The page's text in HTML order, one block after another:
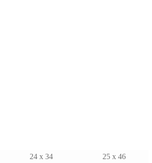
24 x 34
25 x 46